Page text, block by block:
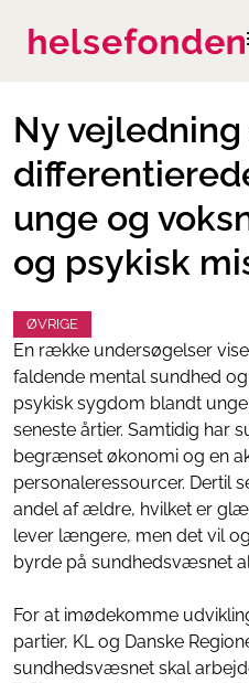
Ny vejledning
unge og
og psykisk
ØVRIGE
En række undersøgelser
faldende mental sundhed
psykisk sygdom blandt
seneste årtier. Samtidig har
begrænset økonomi og en
personaleressourcer. Dertil
andel af ældre, hvilket er
lever længere, men det vil
byrde på sundhedsvæsnet
For at imødekomme
partier, KL og Danske
sundhedsvæsnet skal